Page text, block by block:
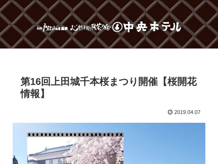
第16回上田城千本桜まつり開催【桜開花
情報】
2019.04.07